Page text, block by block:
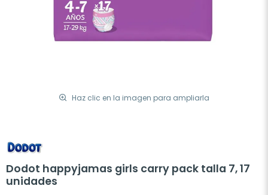
Haz clic en la imagen para ampliarla
Dodot happyjamas girls carry pack talla 7, 17
unidades